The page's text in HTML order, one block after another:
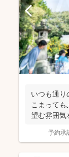
いつも通り
こまって
望む雰囲気
予約承